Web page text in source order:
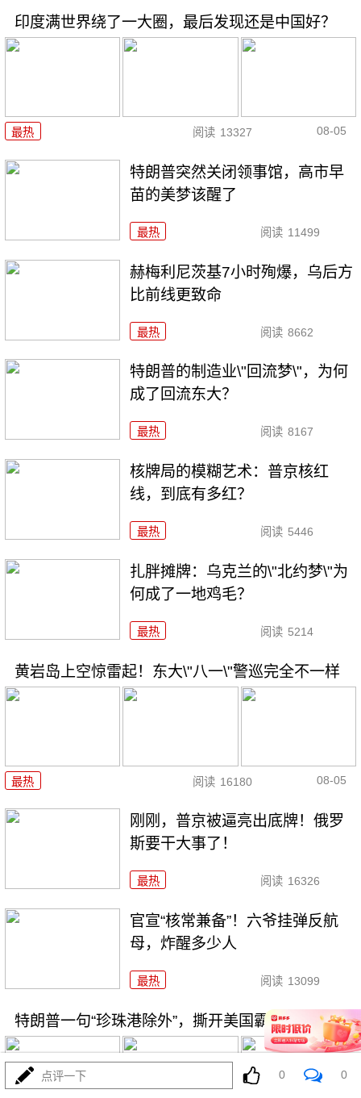
印度满世界绕了一大圈，最后发现还是中国好？
最热 阅读 13327 08-05
特朗普突然关闭领事馆，高市早
苗的美梦该醒了
最热 阅读 11499
赫梅利尼茨基7小时殉爆，乌后方
比前线更致命
最热 阅读 8662
特朗普的制造业\"回流梦\"，为何
成了回流东大？
最热 阅读 8167
核牌局的模糊艺术：普京核红
线，到底有多红？
最热 阅读 5446
扎胖摊牌：乌克兰的\"北约梦\"为
何成了一地鸡毛？
最热 阅读 5214
黄岩岛上空惊雷起！东大\"八一\"警巡完全不一样
最热 阅读 16180 08-05
刚刚，普京被逼亮出底牌！俄罗
斯要干大事了！
最热 阅读 16326
官宣“核常兼备”！六爷挂弹反航
母，炸醒多少人
最热 阅读 13099
特朗普一句“珍珠港除外”，撕开美国霸权遮羞布
点评一下 0 0